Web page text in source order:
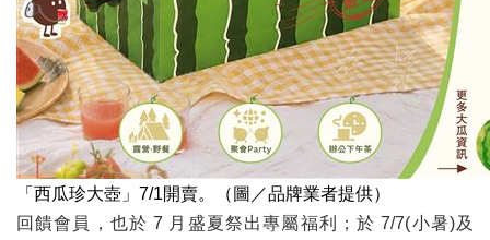
「西瓜珍大壺」7/1開賣。（圖／品牌業者提供）
回饋會員，也於 7 月盛夏祭出專屬福利；於 7/7(小暑)及